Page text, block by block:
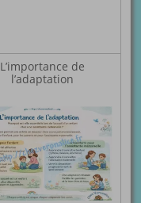
L’importance de
l’adaptation